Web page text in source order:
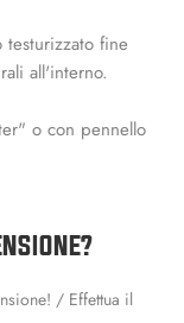
fine
all'interno.
o con pennello
/ Effettua il